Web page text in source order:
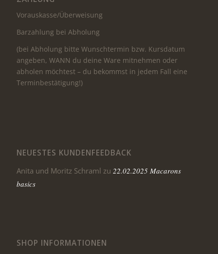
Vorauskasse/Überweisung
Barzahlung bei Abholung
(bei Abholung bitte Wunschtermin bzw. Kursdatum
angeben, WANN du deine Ware mitnehmen oder
abholen möchtest – du bekommst in jedem Fall eine
Terminbestätigung!)
NEUESTES KUNDENFEEDBACK
Anita und Moritz Schraml zu 22.02.2025 Macarons
basics
SHOP INFORMATIONEN